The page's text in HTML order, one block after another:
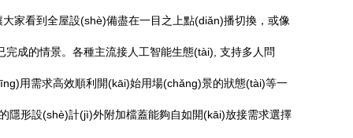
家看到全屋設(shè)備盡在一目之上點(diǎn)播切換，或像
成的情景。各種主流接人工智能生態(tài), 支持多人問
用需求高效順利開(kāi)始用場(chǎng)景的狀態(tài)等一
隱形設(shè)計(jì)外附加檔蓋能夠自如開(kāi)放接需求選擇